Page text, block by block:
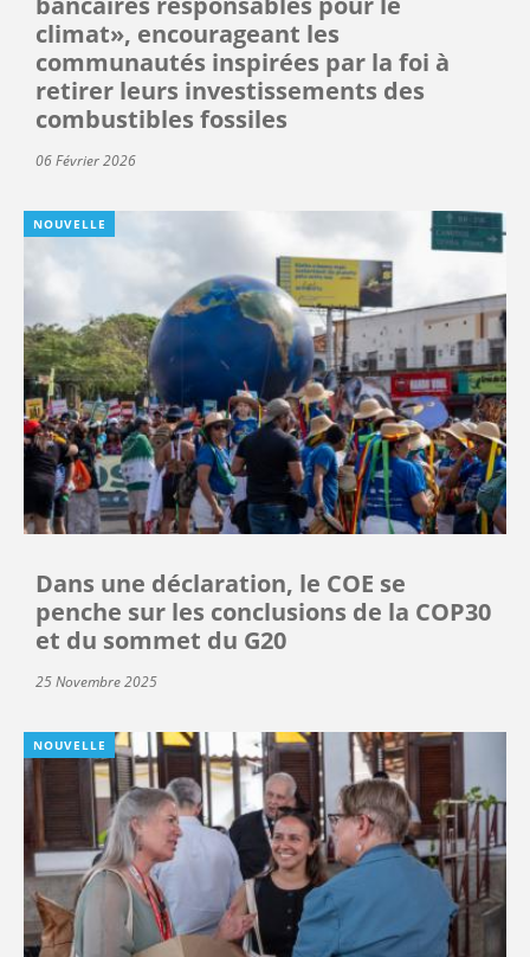
climat», encourageant les
communautés inspirées par la foi à
retirer leurs investissements des
combustibles fossiles
06 Février 2026
NOUVELLE
Dans une déclaration, le COE se
penche sur les conclusions de la COP30
et du sommet du G20
25 Novembre 2025
NOUVELLE